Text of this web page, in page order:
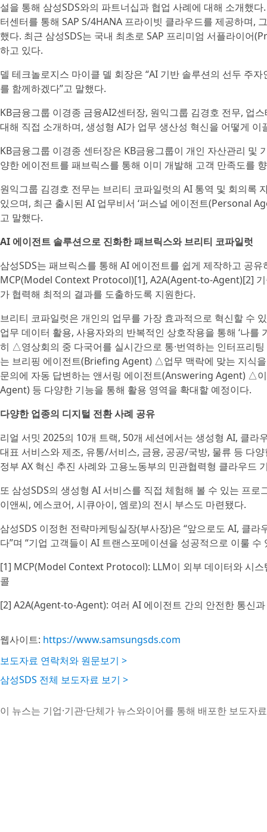
설을 통해 삼성SDS와의 파트너십과 협업 사례에 대해 소개했
터센터를 통해 SAP S/4HANA 프라이빗 클라우드를 제공하며,
했다. 최근 삼성SDS는 국내 최초로 SAP 프리미엄 서플라이어
하고 있다.
델 테크놀로지스 마이클 델 회장은 “AI 기반 솔루션의 선두 주
를 함께하겠다”고 말했다.
KB금융그룹 이경종 금융AI2센터장, 원익그룹 김경호 전무, 업
대해 직접 소개하며, 생성형 AI가 업무 생산성 혁신을 어떻게 이
KB금융그룹 이경종 센터장은 KB금융그룹이 개인 자산관리 및
양한 에이전트를 패브릭스를 통해 이미 개발해 고객 만족도를
원익그룹 김경호 전무는 브리티 코파일럿의 AI 통역 및 회의록
있으며, 최근 출시된 AI 업무비서 ‘퍼스널 에이전트(Personal
고 말했다.
AI 에이전트 솔루션으로 진화한 패브릭스와 브리티 코파일럿
삼성SDS는 패브릭스를 통해 AI 에이전트를 쉽게 제작하고 공
MCP(Model Context Protocol)[1], A2A(Agent-to-Agent)[2]
가 협력해 최적의 결과를 도출하도록 지원한다.
브리티 코파일럿은 개인의 업무를 가장 효과적으로 혁신할 수
업무 데이터 활용, 사용자와의 반복적인 상호작용을 통해 ‘나
히 △영상회의 중 다국어를 실시간으로 통·번역하는 인터프
는 브리핑 에이전트(Briefing Agent) △업무 맥락에 맞는 지식
문의에 자동 답변하는 앤서링 에이전트(Answering Agent) △
Agent) 등 다양한 기능을 통해 활용 영역을 확대할 예정이다.
다양한 업종의 디지털 전환 사례 공유
리얼 서밋 2025의 10개 트랙, 50개 세션에서는 생성형 AI, 클
대표 서비스와 제조, 유통/서비스, 금융, 공공/국방, 물류 등 다
정부 AX 혁신 추진 사례와 고용노동부의 민관협력형 클라우드
또 삼성SDS의 생성형 AI 서비스를 직접 체험해 볼 수 있는 프
이앤씨, 에스코어, 시큐아이, 엠로)의 전시 부스도 마련됐다.
삼성SDS 이정헌 전략마케팅실장(부사장)은 “앞으로도 AI, 클
다”며 “기업 고객들이 AI 트랜스포메이션을 성공적으로 이룰 수
[1] MCP(Model Context Protocol): LLM이 외부 데이터와 시
콜
[2] A2A(Agent-to-Agent): 여러 AI 에이전트 간의 안전한 통신
웹사이트: https://www.samsungsds.com
보도자료 연락처와 원문보기 >
삼성SDS 전체 보도자료 보기 >
이 뉴스는 기업·기관·단체가 뉴스와이어를 통해 배포한 보도자